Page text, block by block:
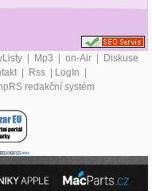
| Mp3 | on-Air | Diskuse
| Rss | LogIn |
redakční systém